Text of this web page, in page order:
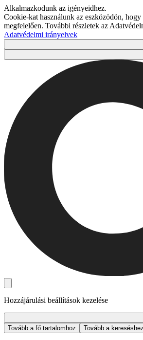
Alkalmazkodunk az igényeidhez.
Cookie-kat használunk az eszközödön,
megfelelően. További részletek az
Adatvédelmi irányelvek
Hozzájárulási beállítások kezelése
Tovább a fő tartalomhoz
Tovább a kereséshez